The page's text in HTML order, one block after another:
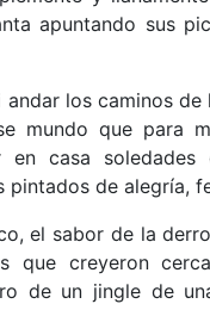
apuntando sus
los caminos de
mundo que para
casa soledades
de alegría,
el sabor de la
que creyeron
de un jingle de